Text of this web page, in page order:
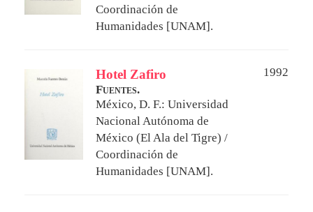
Coordinación de
Humanidades [UNAM].
Hotel Zafiro
1992
Fuentes.
México, D. F.: Universidad
Nacional Autónoma de
México (El Ala del Tigre) /
Coordinación de
Humanidades [UNAM].